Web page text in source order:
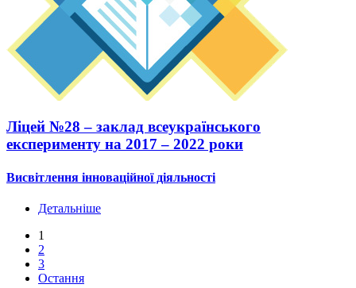
Ліцей №28 – заклад всеукраїнського
експерименту на 2017 – 2022 роки
Висвітлення інноваційної діяльності
Детальніше
1
2
3
Остання